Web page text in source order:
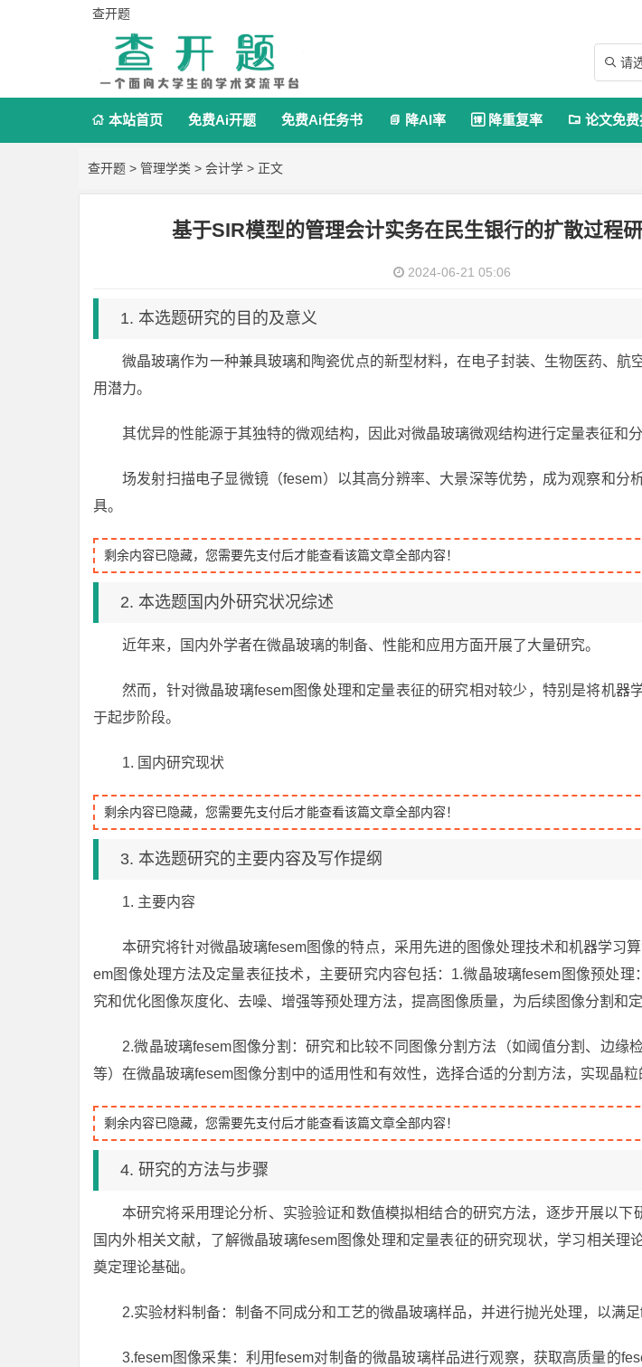
查开题
 请
 本站首页 免费Ai开题 免费Ai任务书  降AI率  降重复率  论文免
查开题 > 管理学类 > 会计学 > 正文
基于SIR模型的管理会计实务在民生银行的扩散过程
2024-06-21 05:06
1. 本选题研究的目的及意义
微晶玻璃作为一种兼具玻璃和陶瓷优点的新型材料，在电子封装、生物医药、航
用潜力。
其优异的性能源于其独特的微观结构，因此对微晶玻璃微观结构进行定量表征和分
场发射扫描电子显微镜（fesem）以其高分辨率、大景深等优势，成为观察和分
具。
剩余内容已隐藏，您需要先支付后才能查看该篇文章全部内容！
2. 本选题国内外研究状况综述
近年来，国内外学者在微晶玻璃的制备、性能和应用方面开展了大量研究。
然而，针对微晶玻璃fesem图像处理和定量表征的研究相对较少，特别是将机器
于起步阶段。
1. 国内研究现状
剩余内容已隐藏，您需要先支付后才能查看该篇文章全部内容！
3. 本选题研究的主要内容及写作提纲
1. 主要内容
本研究将针对微晶玻璃fesem图像的特点，采用先进的图像处理技术和机器学习
em图像处理方法及定量表征技术，主要研究内容包括：1.微晶玻璃fesem图像预处理
究和优化图像灰度化、去噪、增强等预处理方法，提高图像质量，为后续图像分割和定
2.微晶玻璃fesem图像分割：研究和比较不同图像分割方法（如阈值分割、边缘
等）在微晶玻璃fesem图像分割中的适用性和有效性，选择合适的分割方法，实现晶粒
剩余内容已隐藏，您需要先支付后才能查看该篇文章全部内容！
4. 研究的方法与步骤
本研究将采用理论分析、实验验证和数值模拟相结合的研究方法，逐步开展以下
国内外相关文献，了解微晶玻璃fesem图像处理和定量表征的研究现状，学习相关理
奠定理论基础。
2.实验材料制备：制备不同成分和工艺的微晶玻璃样品，并进行抛光处理，以满足
3.fesem图像采集：利用fesem对制备的微晶玻璃样品进行观察，获取高质量的